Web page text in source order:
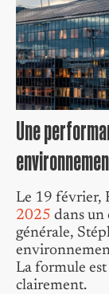
Une
Le 19 février,
2025 dans un
générale,
La formule
clairement.